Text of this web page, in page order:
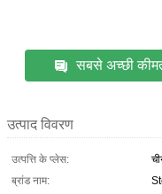
सबसे अच्छी
उत्पाद विवरण
उत्पत्ति के प्लेस:
ब्रांड नाम: